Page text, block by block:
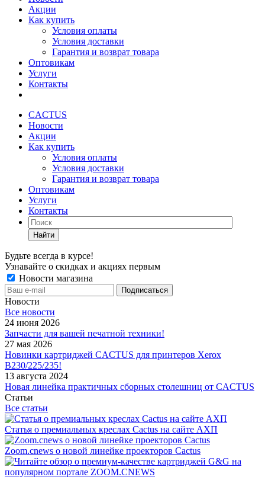
Акции
Как купить
Условия оплаты
Условия доставки
Гарантия и возврат товара
Оптовикам
Услуги
Контакты
CACTUS
Новости
Акции
Как купить
Условия оплаты
Условия доставки
Гарантия и возврат товара
Оптовикам
Услуги
Контакты
Найти
Будьте всегда в курсе!
Узнавайте о скидках и акциях первым
Новости магазина
Новости
Все новости
24 июня 2026
Запчасти для вашей печатной техники!
27 мая 2026
Новинки картриджей CACTUS для принтеров Xerox
B230/225/235!
13 августа 2024
Новая линейка практичных сборных столешниц от CACTUS
Статьи
Все статьи
Статья о премиальных креслах Cactus на сайте АХП
Zoom.cnews о новой линейке проекторов Cactus